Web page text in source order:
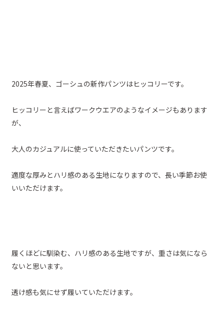
2025年春夏、ゴーシュの新作パンツはヒッコリーです。
ヒッコリーと言えばワークウエアのようなイメージもあります
が、
大人のカジュアルに使っていただきたいパンツです。
適度な厚みとハリ感のある生地になりますので、長い季節お使
いいただけます。
履くほどに馴染む、ハリ感のある生地ですが、重さは気になら
ないと思います。
透け感も気にせず履いていただけます。